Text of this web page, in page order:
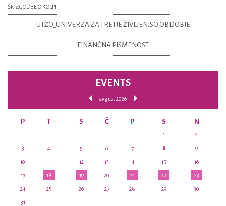
ŠK ZGODBE O KOLPI
UTŽO_UNIVERZA ZA TRETJE ŽIVLJENJSO OBDOBJE
FINANČNA PISMENOST
EVENTS
avgust 2026
P T S Č P S N
1 2
3 4 5 6 7 8 9
10 11 12 13 14 15 16
17 18 19 20 21 22 23
24 25 26 27 28 29 30
31